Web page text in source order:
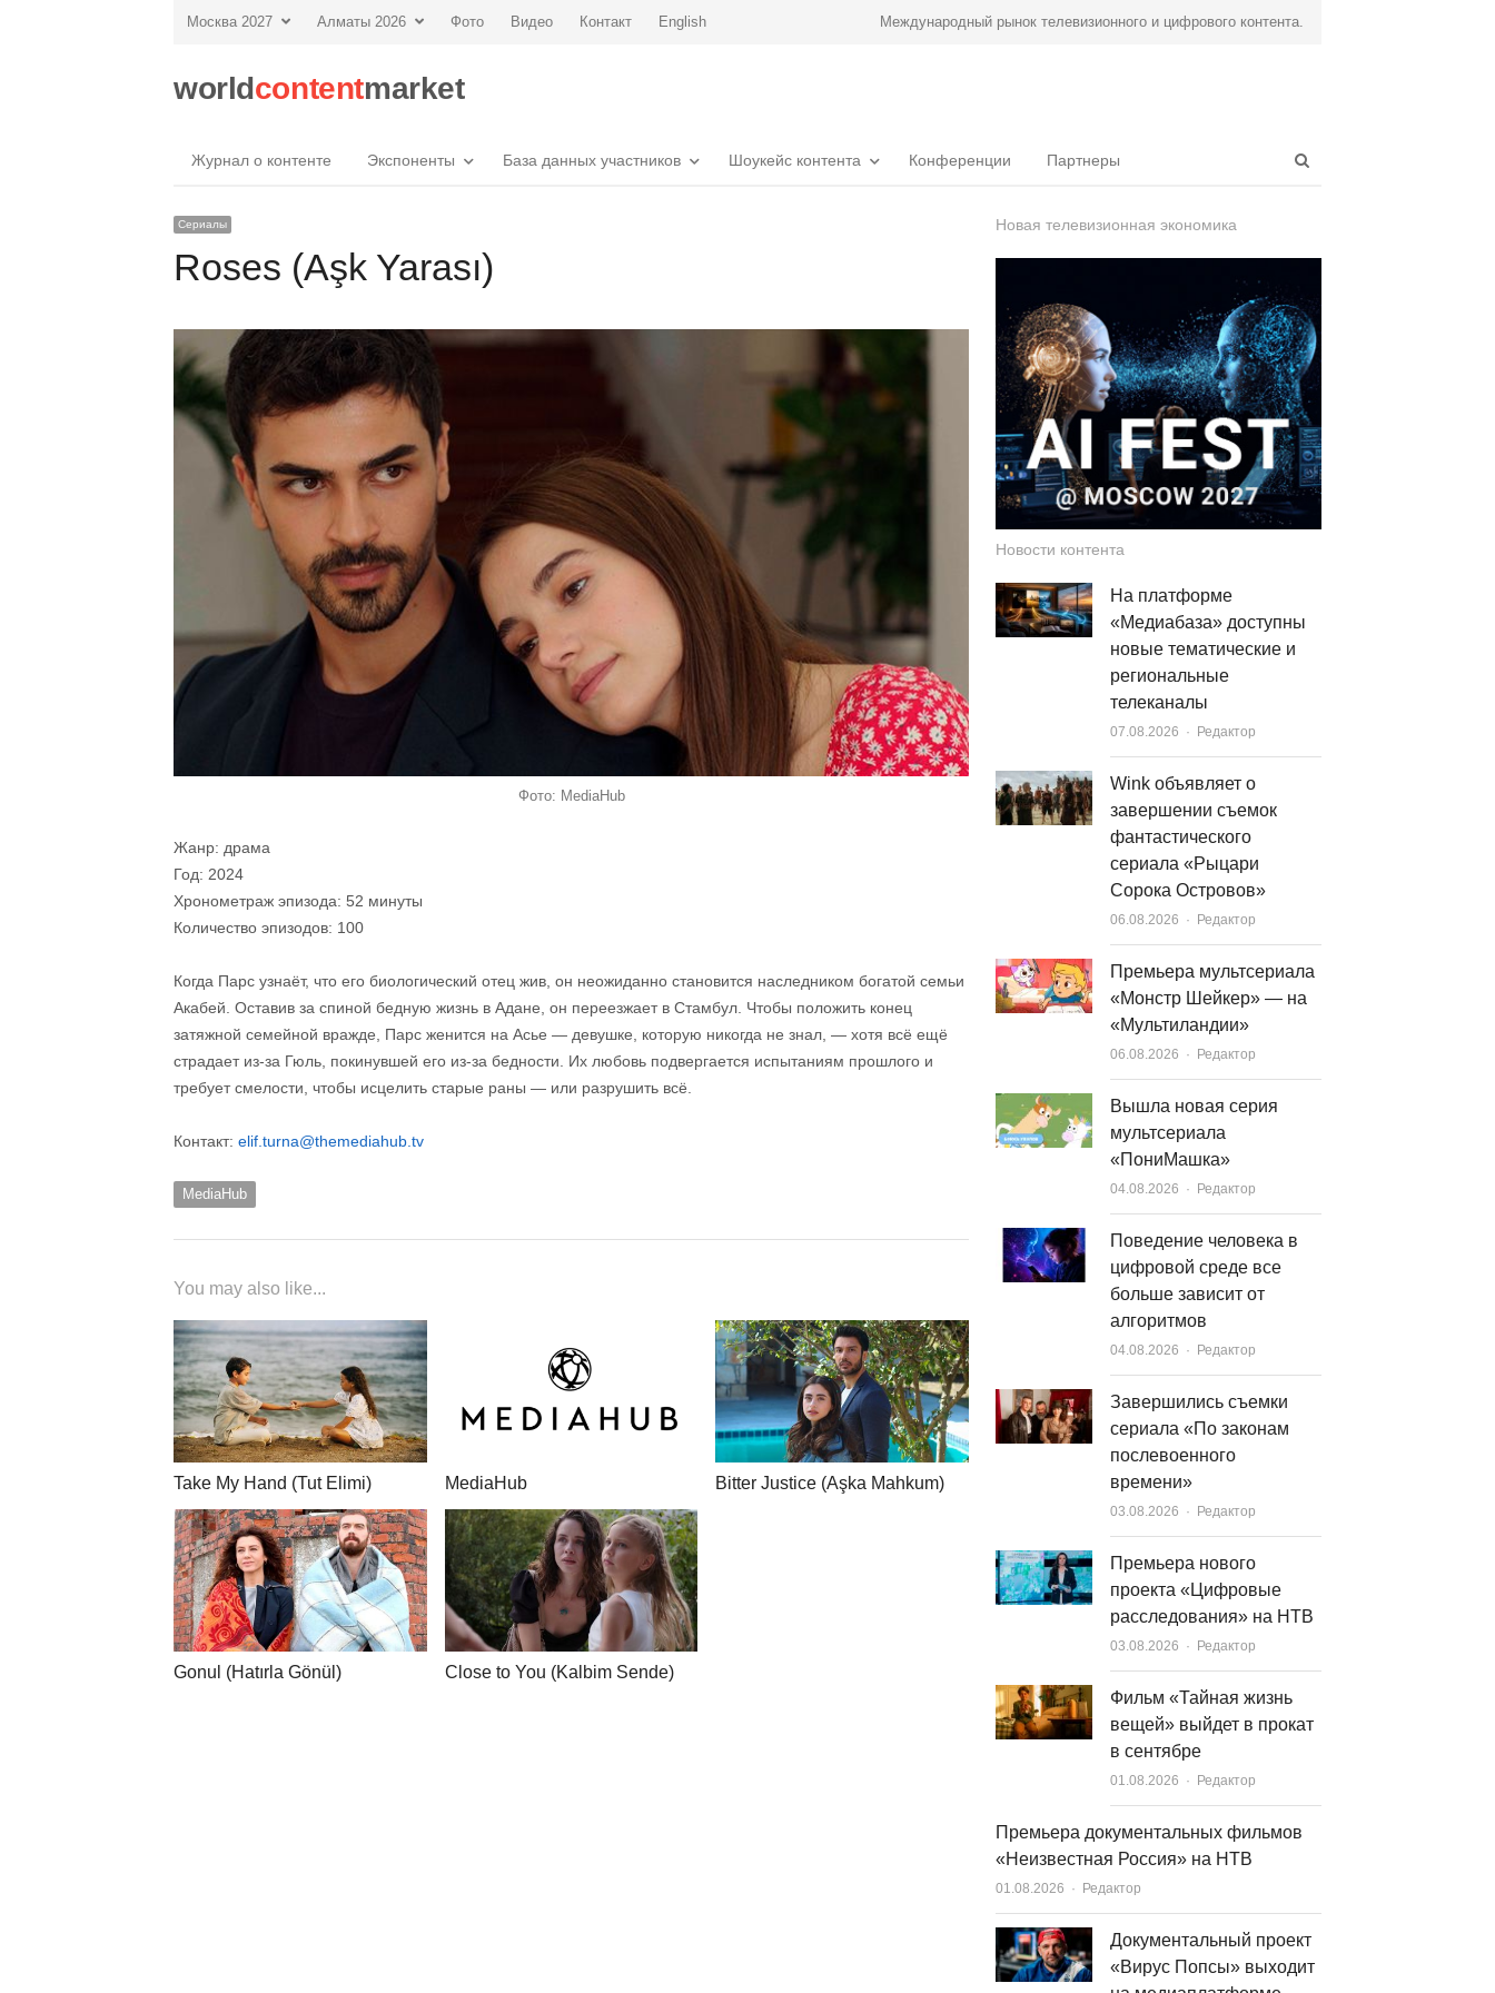
Москва 2027 Алматы 2026 Фото Видео Контакт English Международный рынок телевизионного и цифрового контента.
worldcontentmarket
Журнал о контенте Экспоненты База данных участников Шоукейс контента Конференции Партнеры
Сериалы
Roses (Aşk Yarası)
Фото: MediaHub
Жанр: драма
Год: 2024
Хронометраж эпизода: 52 минуты
Количество эпизодов: 100
Когда Парс узнаёт, что его биологический отец жив, он неожиданно становится наследником богатой семьи
Акабей. Оставив за спиной бедную жизнь в Адане, он переезжает в Стамбул. Чтобы положить конец
затяжной семейной вражде, Парс женится на Асье — девушке, которую никогда не знал, — хотя всё ещё
страдает из-за Гюль, покинувшей его из-за бедности. Их любовь подвергается испытаниям прошлого и
требует смелости, чтобы исцелить старые раны — или разрушить всё.
Контакт: elif.turna@themediahub.tv
MediaHub
You may also like...
Take My Hand (Tut Elimi) MediaHub Bitter Justice (Aşka Mahkum)
Gonul (Hatırla Gönül) Close to You (Kalbim Sende)
Новая телевизионная экономика
Новости контента
На платформе
«Медиабаза» доступны
новые тематические и
региональные
телеканалы
07.08.2026 Author
Редактор
Wink объявляет о
завершении съемок
фантастического
сериала «Рыцари
Сорока Островов»
06.08.2026 Author
Редактор
Премьера мультсериала
«Монстр Шейкер» — на
«Мультиландии»
06.08.2026 Author
Редактор
Вышла новая серия
мультсериала
«ПониМашка»
04.08.2026 Author
Редактор
Поведение человека в
цифровой среде все
больше зависит от
алгоритмов
04.08.2026 Author
Редактор
Завершились съемки
сериала «По законам
послевоенного
времени»
03.08.2026 Author
Редактор
Премьера нового
проекта «Цифровые
расследования» на НТВ
03.08.2026 Author
Редактор
Фильм «Тайная жизнь
вещей» выйдет в прокат
в сентябре
01.08.2026 Author
Редактор
Премьера документальных фильмов
«Неизвестная Россия» на НТВ
01.08.2026 Author
Редактор
Документальный проект
«Вирус Попсы» выходит